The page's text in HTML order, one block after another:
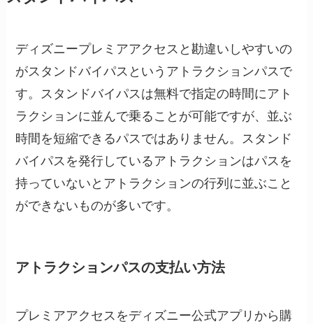
ディズニープレミアアクセスと勘違いしやすいの
がスタンドバイパスというアトラクションパスで
す。スタンドバイパスは無料で指定の時間にアト
ラクションに並んで乗ることが可能ですが、並ぶ
時間を短縮できるパスではありません。スタンド
バイパスを発行しているアトラクションはパスを
持っていないとアトラクションの行列に並ぶこと
ができないものが多いです。
アトラクションパスの支払い方法
プレミアアクセスをディズニー公式アプリから購